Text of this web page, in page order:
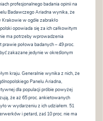
profesjonalnego badania opinii na
Badawczego Ariadna wynika, że
w ogóle zabrakło
opowiada się za ich całkowitym
ma potrzeby wprowadzenia
połowa badanych – 49 proc.
zakazane jedynie w określonym
kraju. Generalnie wynika z nich, że
Panelu Ariadna,
dla populacji próbie powyżej
że aż 65 proc. ankietowanych
w wydarzeniu z ich udziałem. 51
i petard, zaś 10 proc. nie ma